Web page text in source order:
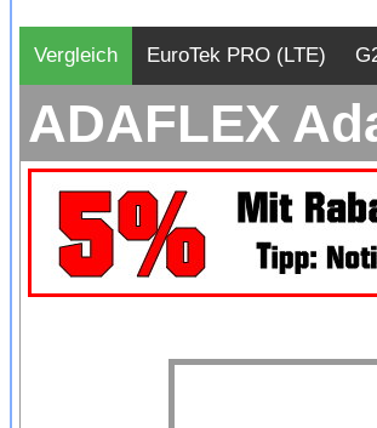
Vergleich EuroTek PRO (LTE)
ADAFLEX